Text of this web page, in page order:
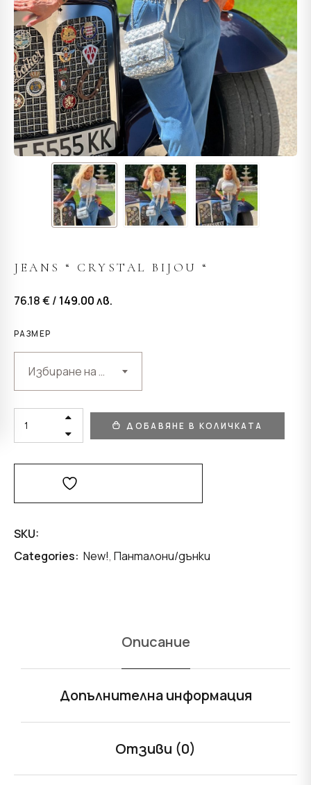
JEANS “ CRYSTAL BIJOU “
76.18 € / 149.00лв.
РАЗМЕР
Избиране на възможност
“
QUANTITY
ДОБАВЯНЕ В КОЛИЧКАТА
SKU:
Categories: New!, Панталони/дънки
Описание
Допълнителна информация
Отзиви (0)